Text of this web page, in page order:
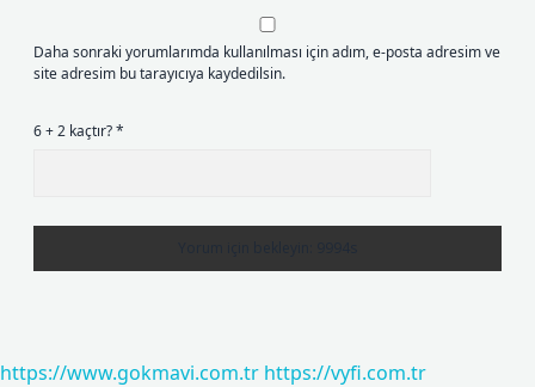
Daha sonraki yorumlarımda kullanılması için adım, e-posta adresim ve
site adresim bu tarayıcıya kaydedilsin.
6 + 2 kaçtır?*
https://www.gokmavi.com.tr https://vyfi.com.tr